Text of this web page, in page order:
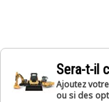
Sera-t-il
Ajoutez
ou si des